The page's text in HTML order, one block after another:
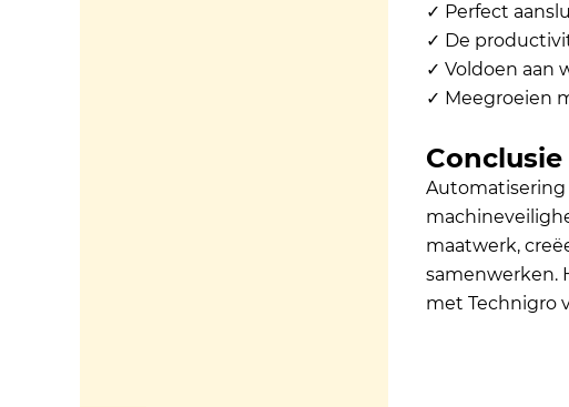
✓ Perfect
✓ De
✓ Voldoen aan
✓ Meegroeien
Conclusie
Automatisering
maatwerk,
samenwerken.
met Technigro